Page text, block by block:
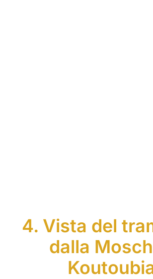
4. Vista del
dalla